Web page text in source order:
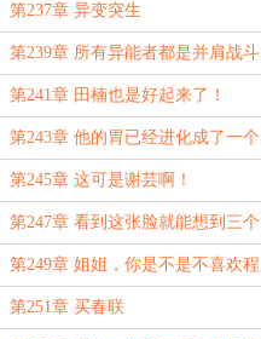
第237章 异变突生
第239章 所有异能者都是并肩战斗
的伙伴
第241章 田楠也是好起来了！
第243章 他的胃已经进化成了一个
无底洞
第245章 这可是谢芸啊！
第247章 看到这张脸就能想到三个
字
第249章 姐姐，你是不是不喜欢程
叔叔了啊？
第251章 买春联